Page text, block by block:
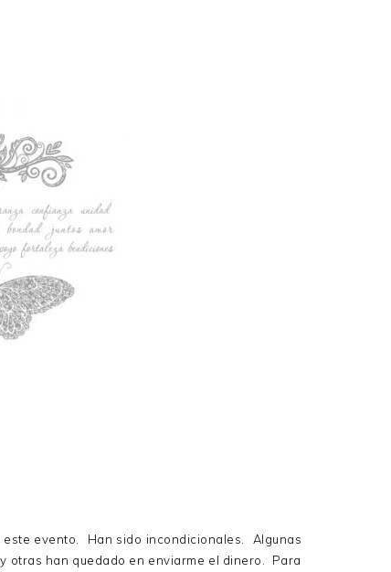
evento. Han sido incondicionales. Algunas
otras han quedado en enviarme el dinero. Para